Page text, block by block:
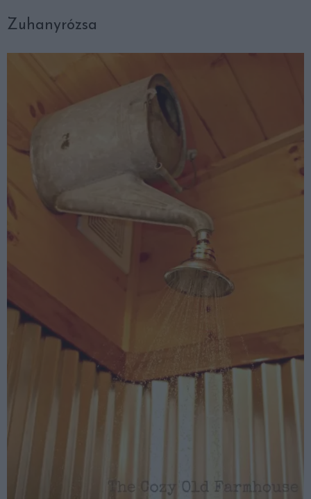
Zuhanyrózsa